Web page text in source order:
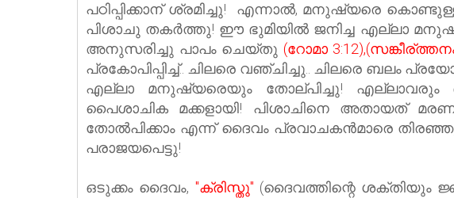
പഠിപ്പിക്കാന് ശ്രമിച്ചു! എന്നാല്‍, മനുഷ്യരെ
പിശാചു തകര്‍ത്തു! ഈ ഭുമിയില്‍ ജനിച്ച എല്ലാ
അനുസരിച്ചു പാപം ചെയ്തു (റോമാ
പ്രകോപിപ്പിച്ച്‌.. ചിലരെ വഞ്ചിച്ചു.. ചിലരെ ബലം
എല്ലാ മനുഷ്യരെയും തോല്പിച്ചു! എല്ലാവരും
പൈശാചിക മക്കളായി! പിശാചിനെ അതായത്
തോല്‍പിക്കാം എന്ന് ദൈവം പ്രവാചകന്‍മാരെ
പരാജയപെട്ടു!
ഒടുക്കം ദൈവം, "ക്രിസ്തു" (ദൈവത്തിന്റെ